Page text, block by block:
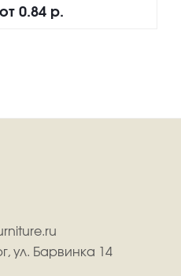
от 0.84 р.
ул. Барвинка 14